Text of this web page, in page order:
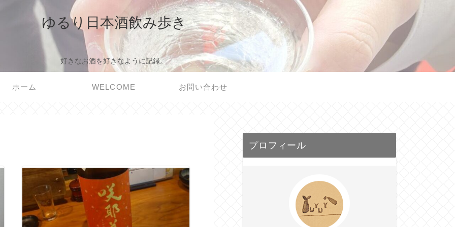
ゆるり日本酒飲み歩き
好きなお酒を好きなように記録。
ホーム WELCOME お問い合わせ
プロフィール